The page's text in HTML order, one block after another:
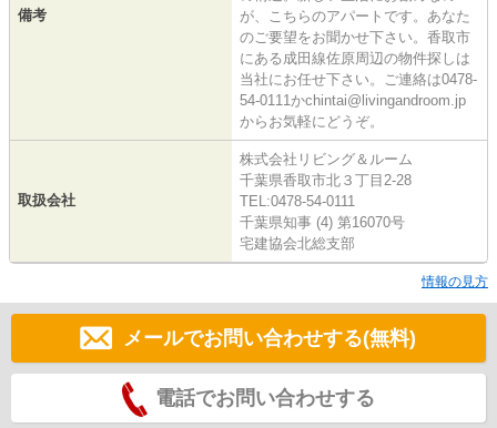
備考
が、こちらのアパートです。あなた
のご要望をお聞かせ下さい。香取市
にある成田線佐原周辺の物件探しは
当社にお任せ下さい。ご連絡は0478-
54-0111かchintai@livingandroom.jp
からお気軽にどうぞ。
取扱会社
株式会社リビング＆ルーム
千葉県香取市北３丁目2-28
TEL:0478-54-0111
千葉県知事 (4) 第16070号
宅建協会北総支部
情報の見方
メールでお問い合わせする(無料)
電話でお問い合わせする